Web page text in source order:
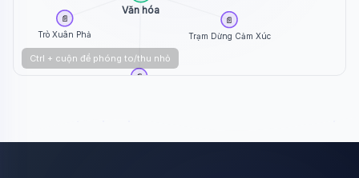
Văn hóa
Trạm Dừng Cảm Xúc
📄
Trò Xuân Phả
📄
📄
Ctrl + cuộn để phóng to/thu nhỏ